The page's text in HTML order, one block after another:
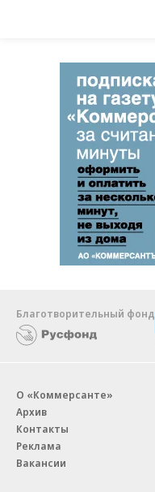
Благотворительный фонд
О «Коммерсанте»
Архив
Контакты
Реклама
Вакансии